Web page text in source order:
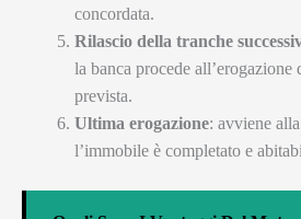
concordata.
Rilascio della tranche
la banca procede
prevista.
Ultima erogazione: avviene
l’immobile è completato e